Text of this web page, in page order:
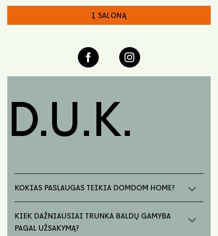
Į SALONĄ
D.U.K.
KOKIAS PASLAUGAS TEIKIA DOMDOM HOME?
KIEK DAŽNIAUSIAI TRUNKA BALDŲ GAMYBA
PAGAL UŽSAKYMĄ?